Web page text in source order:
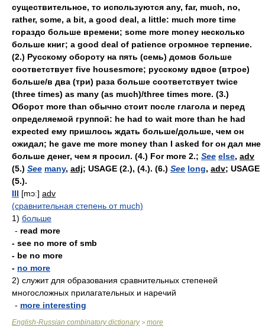
существительное, то используются any, far, much, no,
rather, some, a bit, a good deal, a little: much more time
гораздо больше времени; some more money несколько
больше книг; a good deal of patience огромное терпение.
(2.) Русскому обороту на пять (семь) домов больше
соответствует five housesmore; русскому вдвое (втрое)
больше/в два (три) раза больше соответствует twice
(three times) as many (as much)/three times more. (3.)
Оборот more than обычно стоит после глагола и перед
определяемой группой: he had to wait more than he had
expected ему пришлось ждать больше/дольше, чем он
ожидал; he gave me more money than I asked for он дал мне
больше денег, чем я просил. (4.) For more 2.; See else, adv
(5.) See many, adj; USAGE (2.), (4.). (6.) See long, adv; USAGE
(5.).
III [mɔː] adv
(сравнительная степень от much)
1) больше
- read more
- see no more of smb
- be no more
- no more
2) служит для образования сравнительных степеней
многосложных прилагательных и наречий
- more interesting
English-Russian combinatory dictionary> more